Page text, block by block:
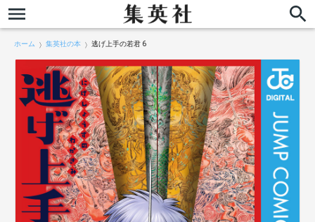
ホーム 集英社の本 逃げ上手の若君 6